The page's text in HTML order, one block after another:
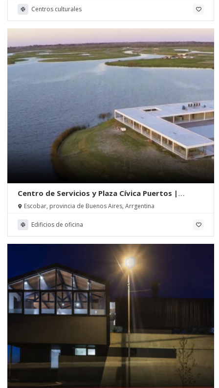
Centros culturales
Centro de Servicios y Plaza Cívica Puertos |
Torrado Arquitectos
Escobar, provincia de Buenos Aires, Arrgentina
Edificios de oficina